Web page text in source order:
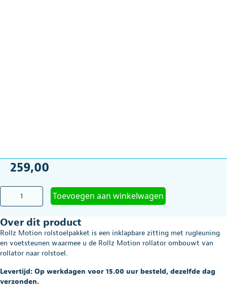
259,00
Rollz
Motion
met
voetsteunen
aantal
Toevoegen aan winkelwagen
Over dit product
Rollz Motion rolstoelpakket is een inklapbare zitting met rugleuning
en voetsteunen waarmee u de Rollz Motion rollator ombouwt van
rollator naar rolstoel.
Levertijd: Op werkdagen voor 15.00 uur besteld, dezelfde dag
verzonden.